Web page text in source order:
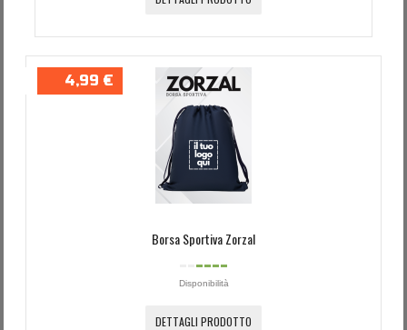
4,99 €
Borsa Sportiva Zorzal
Disponibilità
DETTAGLI PRODOTTO